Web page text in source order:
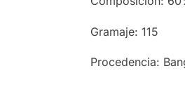
Gramaje: 115
Procedencia: